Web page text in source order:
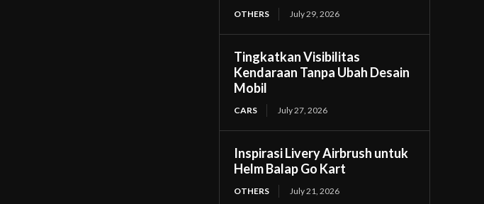
OTHERS July 29, 2026
Tingkatkan Visibilitas
Kendaraan Tanpa Ubah Desain
Mobil
CARS July 27, 2026
Inspirasi Livery Airbrush untuk
Helm Balap Go Kart
OTHERS July 21, 2026